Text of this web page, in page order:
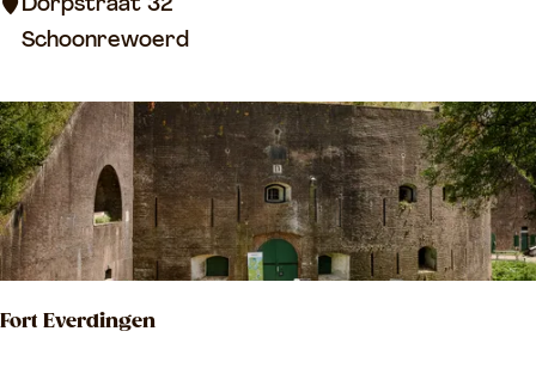
m
b
a
c
h
e
Dorpstraat 32
Schoonrewoerd
Fort Everdingen